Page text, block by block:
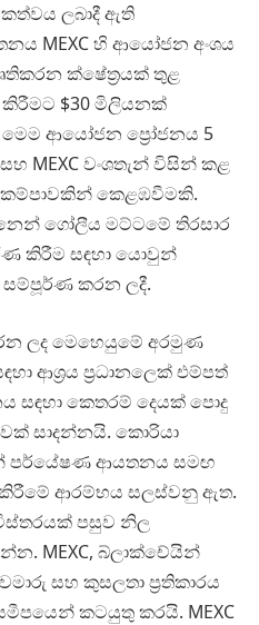
ලබාදී ඇති
MEXC හි ආයෝජන අංශය
ක්ෂේත්‍රයක් තුළ
කිරීමට $30 මිලියනක්
මෙම ආයෝජන ප්‍රෝජනය 5
MEXC වංශතැන් විසින් කළ
කෙළඹවීමකි.
ගෝලීය මට්ටමේ තිරසාර
කිරීම සඳහා යොවුන්
සම්පූර්ණ කරන ලදී.
ලද මෙහෙයුමේ අරමුණ
ආශ්‍රය ප්‍රධානලෙක් එම්පත්
සඳහා කෙතරම් දෙයක් පොදු
සාදන්නයි. කොරියා
පර්යේෂණ ආයතනය සමඟ
ආරම්භය සලස්වනු ඇත.
පසුව නිල
MEXC, බ්ලාක්චේයින්
සහ කුසලතා ප්‍රතිකාරය
කටයුතු කරයි. MEXC